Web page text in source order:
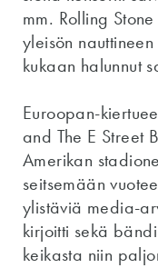
mm. Rolling
yleisön
kukaan halunnut
Euroopan-
and The E Street
Amerikan
seitsemään
ylistäviä media-
kirjoitti sekä
keikasta niin